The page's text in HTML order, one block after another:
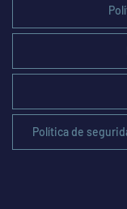
Política de